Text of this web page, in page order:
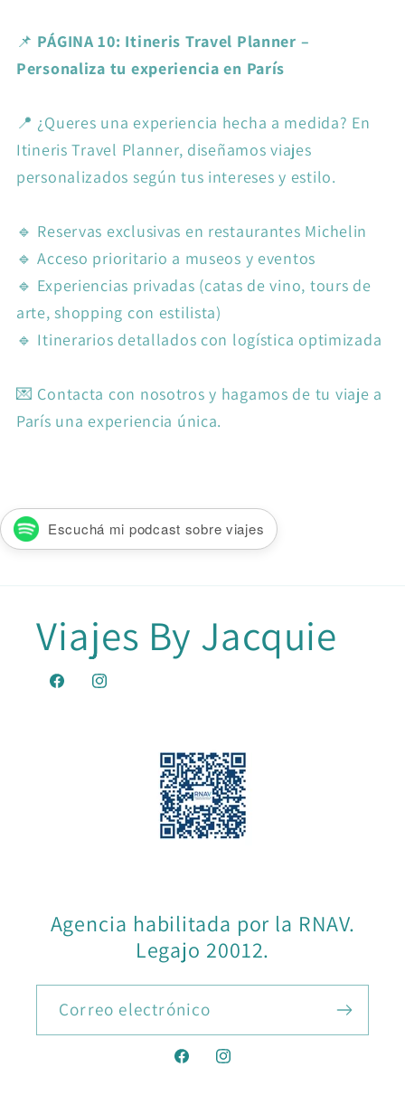
📌 PÁGINA 10: Itineris Travel Planner –
Personaliza tu experiencia en París
📍 ¿Queres una experiencia hecha a medida? En
Itineris Travel Planner, diseñamos viajes
personalizados según tus intereses y estilo.
🔹 Reservas exclusivas en restaurantes Michelin
🔹 Acceso prioritario a museos y eventos
🔹 Experiencias privadas (catas de vino, tours de
arte, shopping con estilista)
🔹 Itinerarios detallados con logística optimizada
💌 Contacta con nosotros y hagamos de tu viaje a
París una experiencia única.
Escuchá mi podcast sobre viajes
Viajes By Jacquie
FacebookInstagram
Agencia habilitada por la RNAV.
Legajo 20012.
Correo electrónico
FacebookInstagram